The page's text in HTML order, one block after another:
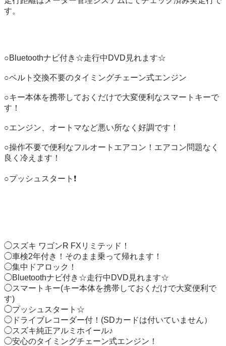
す。
○Bluetoothナビ付き☆走行中DVD見れます☆
○ベルト交換不要のタイミングチェーン式エンジン
○キー本体を携帯しておくだけで大変便利なスマートキーで
す！
○エンジン、オートマなど悪い所なく好調です！
○操作不要で便利なフルオートエアコン！エアコン問題なく
良く冷えます！
○プッシュスタート❗️
◯スズキ ワゴンR FXリミテッド！
◯車検2年付き！そのまま乗って帰れます！
◯集中ドアロック！
◯Bluetoothナビ付き☆走行中DVD見れます☆
◯スマートキー(キー本体を携帯しておくだけで大変便利で
す)
◯プッシュスタート☆
◯ドライブレコーダー付！(SDカードは付いていません）
◯スズキ純正アルミホイール♪
◯安心のタイミングチェーン式エンジン！